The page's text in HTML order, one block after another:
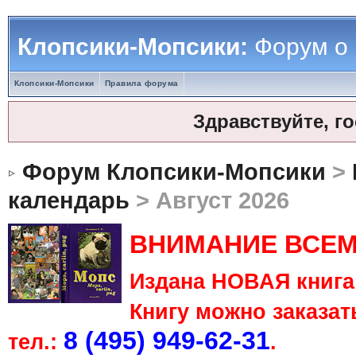
Клопсики-Мопсики:Форум о
Клопсики-Мопсики Правила форума
Здравствуйте,
Форум Клопсики-Мопсики >
календарь > Август 2026
ВНИМАНИЕ
Издана НОВАЯ
Книгу можно
тел.: 8 (495) 949-62-31.